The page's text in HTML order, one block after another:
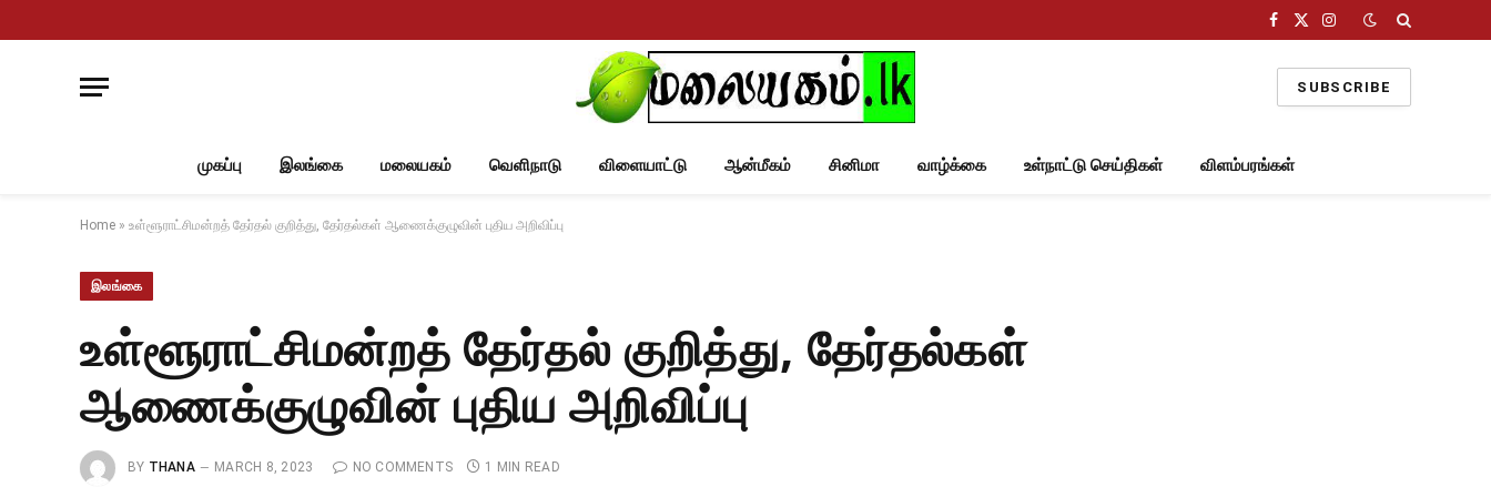
Facebook
X
Instagram
SUBSCRIBE
முகப்பு இலங்கை மலையகம் வெளிநாடு விளையாட்டு ஆன்மீகம் சினிமா வாழ்க்கை உள்நாட்டு செய்திகள் விளம்பரங்கள்
Home » உள்ளூராட்சிமன்றத் தேர்தல் குறித்து, தேர்தல்கள் ஆணைக்குழுவின் புதிய அறிவிப்பு
இலங்கை
உள்ளூராட்சிமன்றத் தேர்தல் குறித்து, தேர்தல்கள்
ஆணைக்குழுவின் புதிய அறிவிப்பு
BY THANA MARCH 8, 2023 NO COMMENTS 1 MIN READ